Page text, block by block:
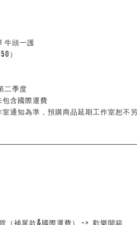
牛頭一護
）
二季度
含國際運費
通知為準，預購商品延期工作室恕不
（補尾款&國際運費） ->  歡樂開箱